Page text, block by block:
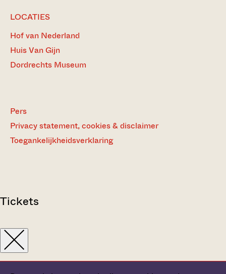
LOCATIES
Hof van Nederland
Huis Van Gijn
Dordrechts Museum
Pers
Privacy statement, cookies & disclaimer
Toegankelijkheidsverklaring
Tickets